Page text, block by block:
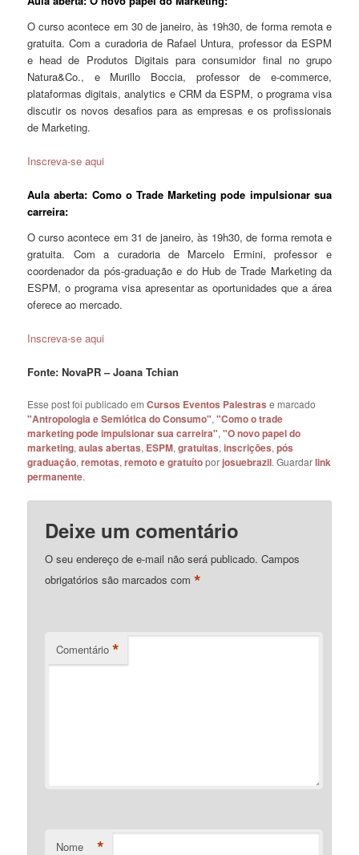
O curso acontece em 30 de janeiro, às 19h30, de forma remota e
gratuita. Com a curadoria de Rafael Untura, professor da ESPM
e head de Produtos Digitais para consumidor final no grupo
Natura&Co., e Murillo Boccia, professor de e-commerce,
plataformas digitais, analytics e CRM da ESPM, o programa visa
discutir os novos desafios para as empresas e os profissionais
de Marketing.
Inscreva-se aqui
Aula aberta: Como o Trade Marketing pode impulsionar sua
carreira:
O curso acontece em 31 de janeiro, às 19h30, de forma remota e
gratuita. Com a curadoria de Marcelo Ermini, professor e
coordenador da pós-graduação e do Hub de Trade Marketing da
ESPM, o programa visa apresentar as oportunidades que a área
oferece ao mercado.
Inscreva-se aqui
Fonte: NovaPR – Joana Tchian
Esse post foi publicado emCursos Eventos Palestras e marcado
"Antropologia e Semiótica do Consumo","Como o trade
marketing pode impulsionar sua carreira","O novo papel do
marketing,aulas abertas, ESPM,gratuitas,inscrições,pós
graduação,remotas,remoto e gratuítoporjosuebrazil. Guardarlink
permanente.
Deixe um comentário
O seu endereço de e-mail não será publicado. Campos
obrigatórios são marcados com*
Comentário *
Nome *